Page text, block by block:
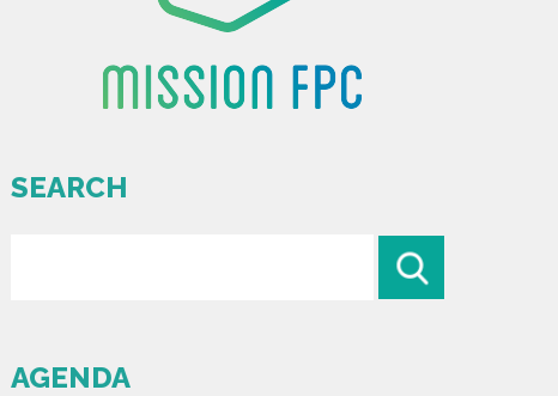
SEARCH
AGENDA